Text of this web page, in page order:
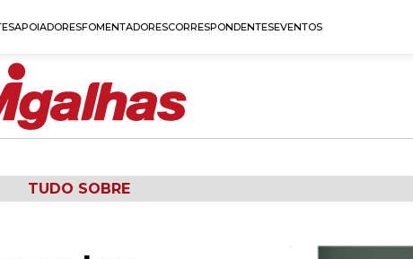
APOIADORESFOMENTADORESCORRESPONDENTESEVENTOS
TUDO SOBRE